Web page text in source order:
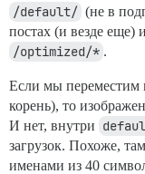
/default/ (не в
постах (и везде еще)
/optimized/* .
Если мы переместим
корень), то
И нет, внутри
загрузок. Похоже,
именами из 40